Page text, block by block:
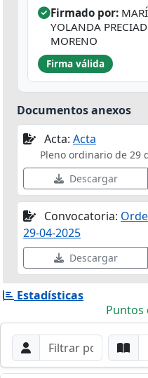
Firmado por:
YOLANDA
MORENO
Firma válida
Documentos anexos
Acta: Acta
Pleno ordinario de 29
Descargar
Convocatoria:
29-04-2025
Descargar
Estadísticas
Puntos
Filtros de
Buscar por Orador
Buscar